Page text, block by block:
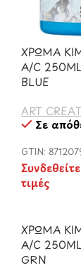
ΧΡΩΜΑ
A/C
BLUE
ART
Σε
GTIN:
τιμές
ΧΡΩΜΑ
A/C
GRN